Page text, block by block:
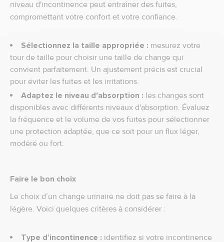
niveau d'incontinence peut entraîner des fuites,
compromettant votre confort et votre confiance.
Sélectionnez la taille appropriée : mesurez votre
tour de taille pour choisir une taille de change qui
convient parfaitement. Un ajustement précis est crucial
pour éviter les fuites et les irritations.
Adaptez le niveau d'absorption : les changes sont
disponibles avec différents niveaux d'absorption. Évaluez
la fréquence et le volume de vos fuites pour sélectionner
une protection adaptée, que ce soit pour un flux léger,
modéré ou fort.
Faire le bon choix
Le choix d’un change urinaire ne doit pas se faire à la
légère. Voici quelques critères à considérer :
Type d’incontinence : identifiez si votre incontinence